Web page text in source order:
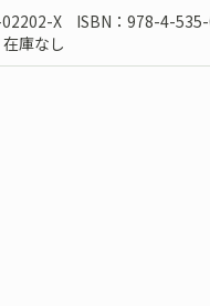
X
ISBN：978-4-
在庫なし